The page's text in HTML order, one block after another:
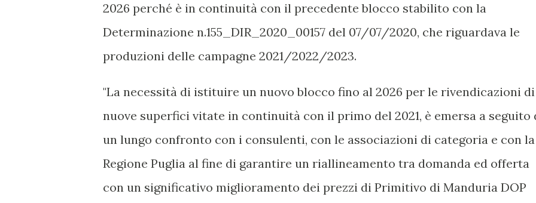
2026 perché è in continuità con il precedente blocco stabilito con la
Determinazione n.155_DIR_2020_00157 del 07/07/2020, che riguardava le
produzioni delle campagne 2021/2022/2023.
"La necessità di istituire un nuovo blocco fino al 2026 per le rivendicazioni di
nuove superfici vitate in continuità con il primo del 2021, è emersa a seguito
un lungo confronto con i consulenti, con le associazioni di categoria e con la
Regione Puglia al fine di garantire un riallineamento tra domanda ed offerta
con un significativo miglioramento dei prezzi di Primitivo di Manduria DOP